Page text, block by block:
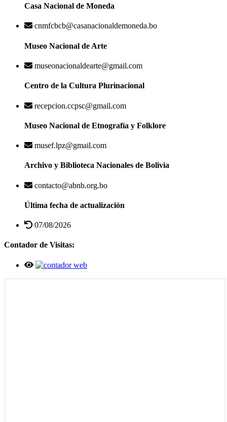
Casa Nacional de Moneda
cnmfcbcb@casanacionaldemoneda.bo
Museo Nacional de Arte
museonacionaldearte@gmail.com
Centro de la Cultura Plurinacional
recepcion.ccpsc@gmail.com
Museo Nacional de Etnografía y Folklore
musef.lpz@gmail.com
Archivo y Biblioteca Nacionales de Bolivia
contacto@abnb.org.bo
Última fecha de actualización
07/08/2026
Contador de Visitas: